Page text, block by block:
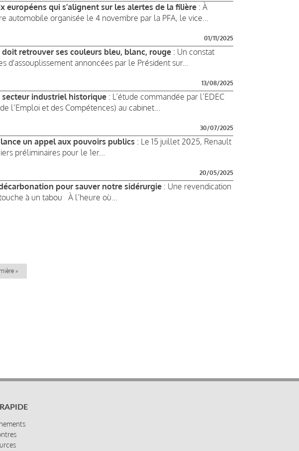
européens qui s’alignent sur les alertes de la filière : À
automobile organisée le 4 novembre par la PFA, le vice...
01/11/2025
retrouver ses couleurs bleu, blanc, rouge : Un constat
annoncées par le Président sur...
13/08/2025
industriel historique : L’étude commandée par l’EDEC
l’Emploi et des Compétences) au cabinet...
30/07/2025
un appel aux pouvoirs publics : Le 15 juillet 2025, Renault
préliminaires pour le 1er...
20/05/2025
pour sauver notre sidérurgie : Une revendication
à un tabou À l’heure où...
»